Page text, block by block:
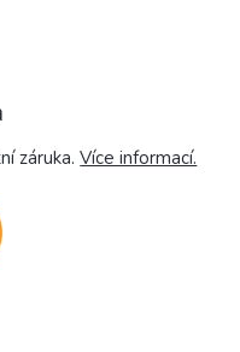
záruka.Více informací.